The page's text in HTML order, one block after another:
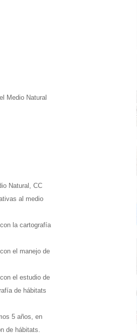
Medio Natural
Natural, CC
al medio
la cartografía
el manejo de
el estudio de
de hábitats
5 años, en
de hábitats.